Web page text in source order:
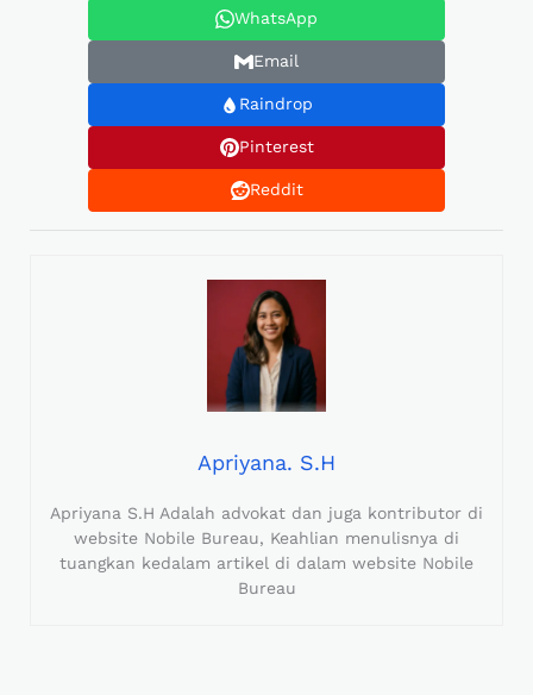
WhatsApp
Email
Raindrop
Pinterest
Reddit
Apriyana. S.H
Apriyana S.H Adalah advokat dan juga kontributor di
website Nobile Bureau, Keahlian menulisnya di
tuangkan kedalam artikel di dalam website Nobile
Bureau